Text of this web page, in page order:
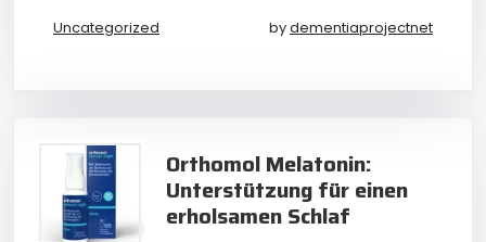
Uncategorized bydementiaprojectnet
Orthomol Melatonin:
Unterstützung für einen
erholsamen Schlaf